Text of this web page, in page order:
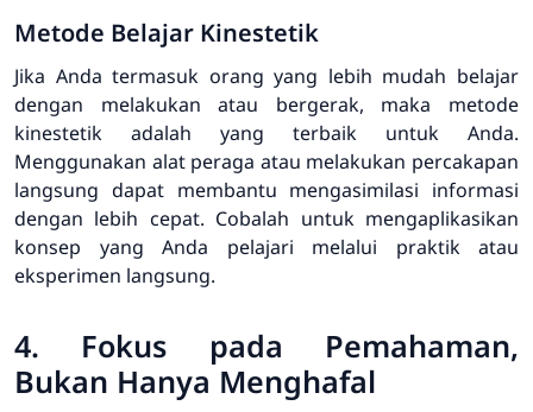
Metode Belajar Kinestetik
Jika Anda termasuk orang yang lebih mudah belajar
dengan melakukan atau bergerak, maka metode
kinestetik adalah yang terbaik untuk Anda.
Menggunakan alat peraga atau melakukan percakapan
langsung dapat membantu mengasimilasi informasi
dengan lebih cepat. Cobalah untuk mengaplikasikan
konsep yang Anda pelajari melalui praktik atau
eksperimen langsung.
4. Fokus pada Pemahaman,
Bukan Hanya Menghafal